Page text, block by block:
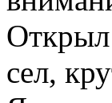
сел,